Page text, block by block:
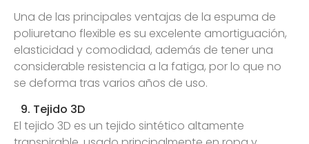
Una de las principales ventajas de la espuma de
poliuretano flexible es su excelente amortiguación,
elasticidad y comodidad, además de tener una
considerable resistencia a la fatiga, por lo que no
se deforma tras varios años de uso.
9. Tejido 3D
El tejido 3D es un tejido sintético altamente